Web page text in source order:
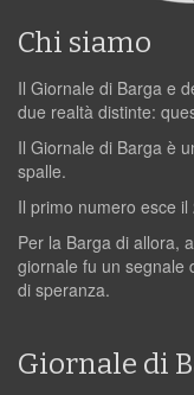
Chi siamo
Il Giornale di Barga e
due realtà distinte:
Il Giornale di Barga è
spalle.
Il primo numero esce
Per la Barga di allora,
giornale fu un segnale
di speranza.
Giornale di